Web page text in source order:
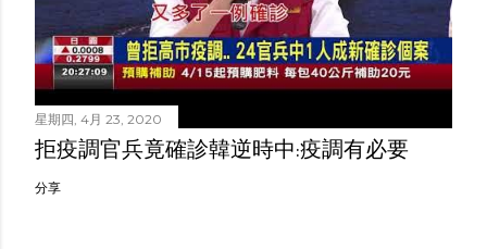
星期四, 4月 23, 2020
拒疫調官兵竟確診韓逆時中:疫調有必要
分享